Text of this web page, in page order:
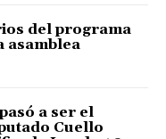
del programa
asamblea
a ser el
Cuello